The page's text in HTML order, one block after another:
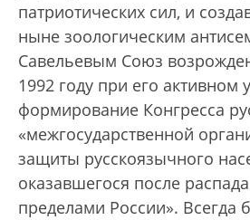
патриотических сил, и
ныне зоологическим
Савельевым Союз
1992 году при его активном
формирование Конгресса
«межгосударственной
защиты русскоязычного
оказавшегося после
пределами России». Всегда